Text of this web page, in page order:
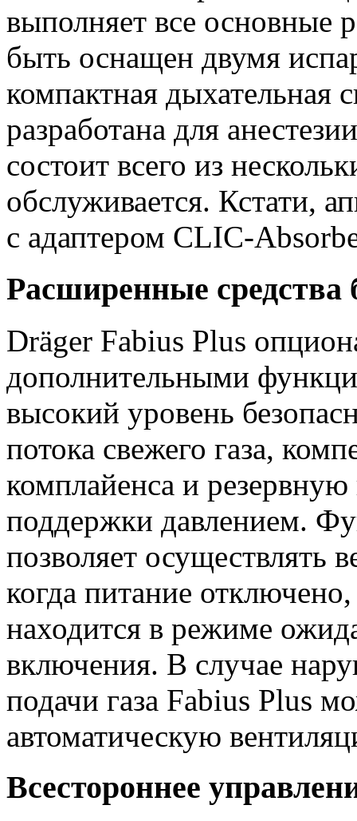
выполняет все
быть оснащен двумя
компактная дыхательная
разработана для
состоит всего из
обслуживается. Кстати,
с адаптером CLIC-
Расширенные средства
Dräger Fabius Plus
дополнительными
высокий уровень
потока свежего газа,
комплайенса и
поддержки давлением.
позволяет осуществлять
когда питание
находится в режиме
включения. В случае
подачи газа Fabius Plus
автоматическую
Всестороннее